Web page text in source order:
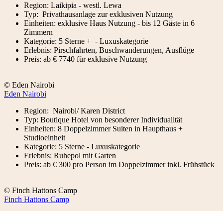
Region: Laikipia - westl. Lewa
Typ: Privathausanlage zur exklusiven Nutzung
Einheiten: exklusive Haus Nutzung - bis 12 Gäste in 6
Zimmern
Kategorie: 5 Sterne + - Luxuskategorie
Erlebnis: Pirschfahrten, Buschwanderungen, Ausflüge
Preis: ab € 7740 für exklusive Nutzung
© Eden Nairobi
Eden Nairobi
Region: Nairobi/ Karen District
Typ: Boutique Hotel von besonderer Individualität
Einheiten: 8 Doppelzimmer Suiten in Haupthaus +
Studioeinheit
Kategorie: 5 Sterne - Luxuskategorie
Erlebnis: Ruhepol mit Garten
Preis: ab € 300 pro Person im Doppelzimmer inkl. Frühstück
© Finch Hattons Camp
Finch Hattons Camp